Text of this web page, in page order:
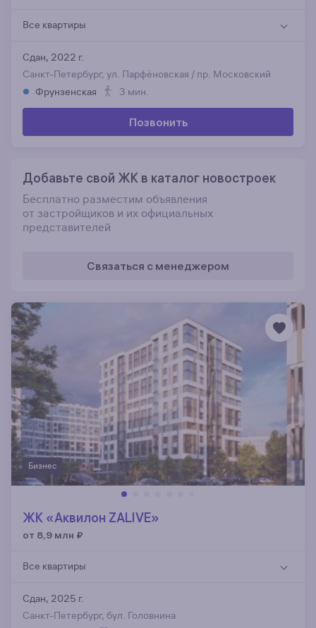
Все квартиры
Сдан, 2022 г.
Санкт-Петербург, ул. Парфёновская / пр. Московский
Фрунзенская
3 мин.
Позвонить
Добавьте свой ЖК в каталог новостроек
Бесплатно разместим объявления
от застройщиков и их официальных
представителей
Связаться с менеджером
Бизнес
ЖК «Аквилон ZALIVE»
от 8,9 млн ₽
Все квартиры
Сдан, 2025 г.
Санкт-Петербург, бул. Головнина